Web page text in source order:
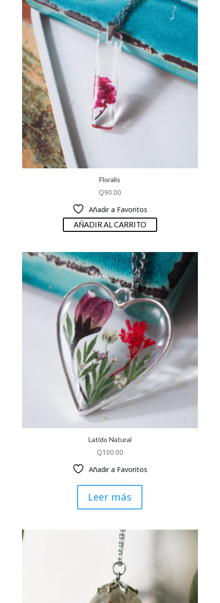
Floralis
Q90.00
Añadir a Favoritos
AÑADIR AL CARRITO
Latido Natural
Q100.00
Añadir a Favoritos
Leer más